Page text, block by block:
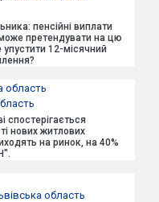
пенсійні виплати
претендувати на цю
12-місячний
область
спостерігається
нових житлових
на ринок, на 40%
область